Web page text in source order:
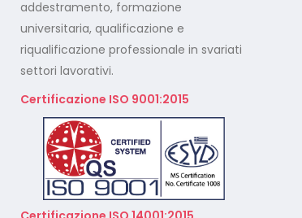
setaccio
Cade dalla sedia in smart
working, riconosciuto
Calendario Corsi
Videoconferenza Marzo –
Aprile 2026
Calendario Corsi
Videoconferenza Gennaio –
addestramento, formazione
universitaria, qualificazione e
riqualificazione professionale in svariati
settori lavorativi.
Certificazione ISO 9001:2015